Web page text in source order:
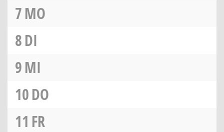
7MO
8DI
9MI
10DO
11 FR